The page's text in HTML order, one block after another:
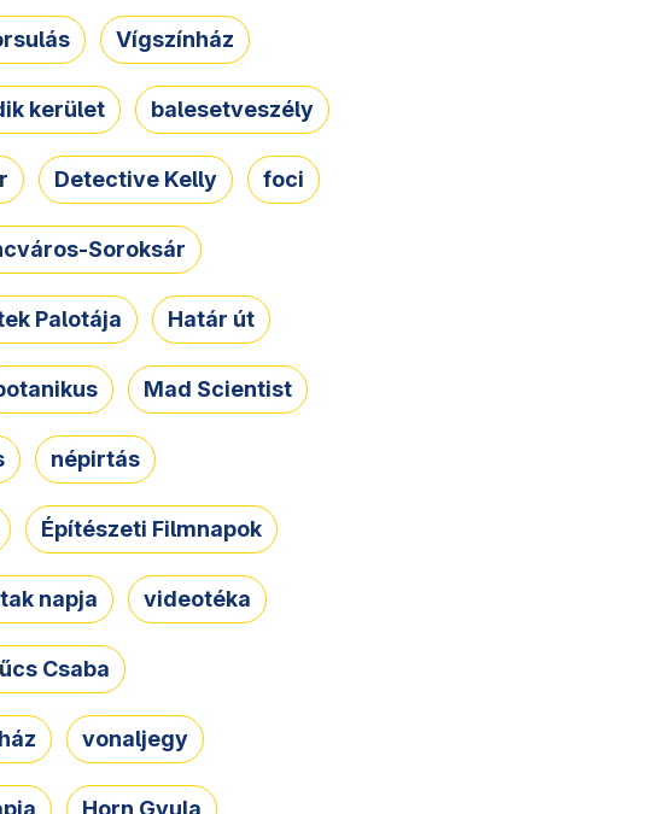
Vígszínház
kerület balesetveszély
Detective Kelly foci
Soroksár
Palotája Határ út
Mad Scientist
népirtás
Építészeti Filmnapok
napja videotéka
Csaba
vonaljegy
Horn Gyula